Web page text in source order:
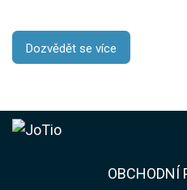
Dozvědět se více
​​OBCHODNÍ